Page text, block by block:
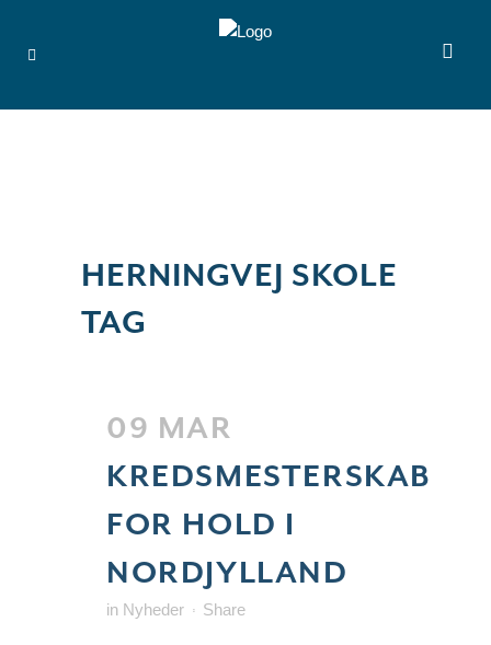
HERNINGVEJ SKOLE
TAG
09 MAR
KREDSMESTERSKAB
FOR HOLD I
NORDJYLLAND
in Nyheder Share